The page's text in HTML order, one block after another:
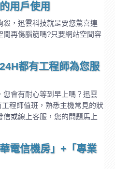
用戶使用
殺，迅雲科技就是要您驚喜連
再傷腦筋嗎?只要網站空間容
都有工程師為您服
您會有耐心等到早上嗎？迅雲
程師值班，熟悉主機常見的狀
或線上客服，您的問題馬上
電信機房」+「專業